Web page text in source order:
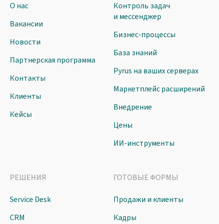
О нас
Вакансии
Новости
Партнерская программа
Контакты
Клиенты
Кейсы
Контроль задач
и мессенджер
Бизнес-процессы
База знаний
Pyrus на ваших серверах
Маркетплейс расширений
Внедрение
Цены
ИИ-инструменты
РЕШЕНИЯ
Service Desk
CRM
ГОТОВЫЕ ФОРМЫ
Продажи и клиенты
Кадры